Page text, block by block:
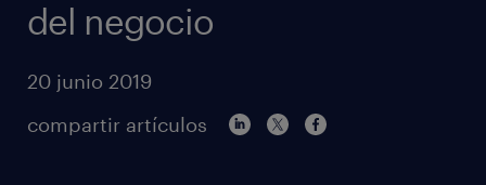
del negocio
20 junio 2019
compartir artículos